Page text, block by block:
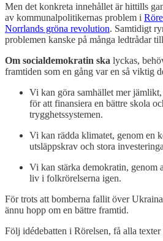
Men det konkreta innehållet är hittills
av kommunalpolitikernas problem i
Norrlands gröna revolution. Samtidigt
problemen kanske på många ledtrådar
Om socialdemokratin ska lyckas,
framtiden som en gång var en så viktig
Vi kan göra samhället mer
för att finansiera en bättre skola
trygghetssystemen.
Vi kan rädda klimatet, genom en
utsläppskrav och stora
Vi kan stärka demokratin, genom
liv i folkrörelserna igen.
För trots att bomberna fallit över
ännu hopp om en bättre framtid.
Följ idédebatten i Rörelsen, få alla